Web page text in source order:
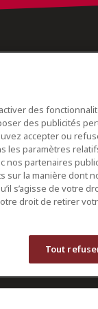
des
des publicités
accepter ou
les paramètres
nos partenaires
sur la manière dont
s’agisse de votre
droit de retirer
Tout